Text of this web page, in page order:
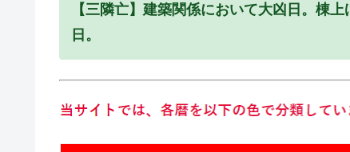
【三隣亡】建築関係において大凶日。棟
日。